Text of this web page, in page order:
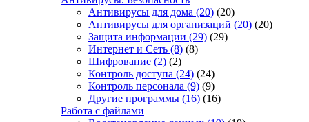
Антивирусы для дома (20) (20)
Антивирусы для организаций (20) (20)
Защита информации (29) (29)
Интернет и Сеть (8) (8)
Шифрование (2) (2)
Контроль доступа (24) (24)
Контроль персонала (9) (9)
Другие программы (16) (16)
Работа с файлами